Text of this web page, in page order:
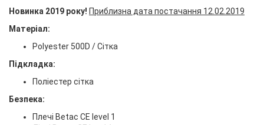
Новинка 2019 року! Приблизна дата постачання 12.02.2019
Матеріал:
Polyester 500D / Сітка
Підкладка:
Поліестер сітка
Безпека:
Плечі Betac CE level 1